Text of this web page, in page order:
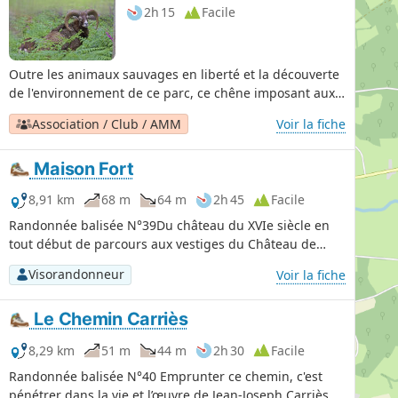
2h 15 Facile
Outre les animaux sauvages en liberté et la découverte
de l'environnement de ce parc, ce chêne imposant aux
ramures très basses offre aux visiteurs la possibilité de
marquer leur passage par un ruban accroché et portant
un vœu. Toute une symbolique ouvrant peut-être la
porte à une merveilleuse légende.
Association / Club / AMM Voir la fiche
Maison Fort
8,91 km 68 m 64 m 2h 45
Facile
Randonnée balisée N°39Du château du XVIe siècle en
tout début de parcours aux vestiges du Château de
Maison Fort, le circuit permet de découvrir les étangs
dont le plus grand, l'Étang de la Forge et le Chemin du
Tacot.
Visorandonneur Voir la fiche
Le Chemin Carriès
8,29 km 51 m 44 m 2h 30
Facile
Randonnée balisée N°40 Emprunter ce chemin, c'est
pénétrer dans la vie et l’œuvre de Jean-Joseph Carriès.